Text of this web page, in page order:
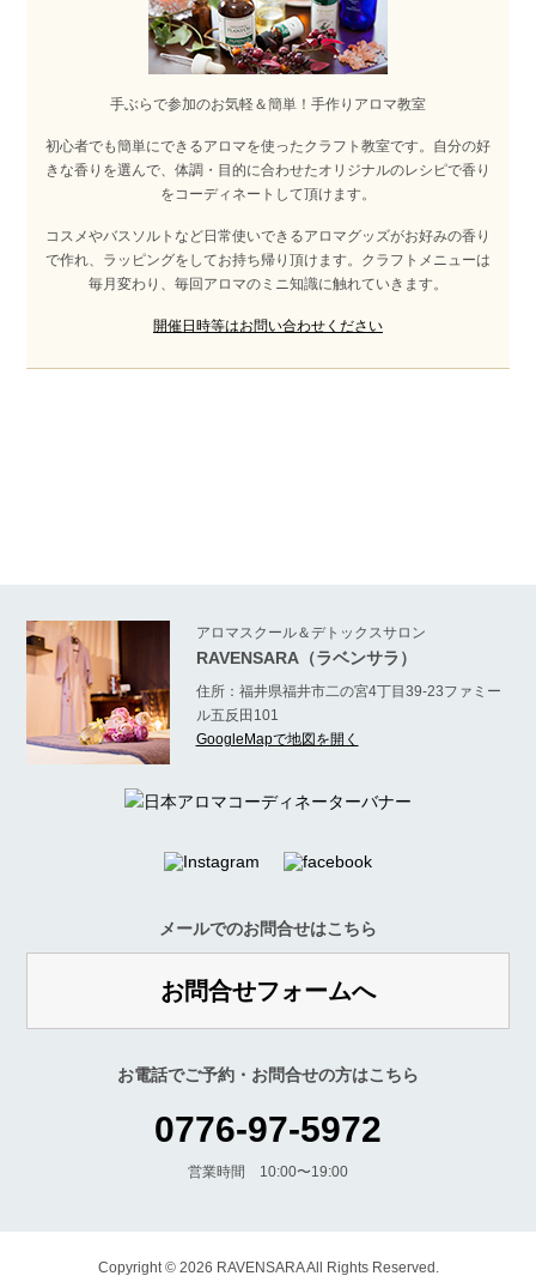
手ぶらで参加のお気軽＆簡単！手作りアロマ教室
初心者でも簡単にできるアロマを使ったクラフト教室です。自分の好
きな香りを選んで、体調・目的に合わせたオリジナルのレシピで香り
をコーディネートして頂けます。
コスメやバスソルトなど日常使いできるアロマグッズがお好みの香り
で作れ、ラッピングをしてお持ち帰り頂けます。クラフトメニューは
毎月変わり、毎回アロマのミニ知識に触れていきます。
開催日時等はお問い合わせください
アロマスクール＆デトックスサロン
RAVENSARA（ラベンサラ）
住所：福井県福井市二の宮4丁目39-23ファミー
ル五反田101
GoogleMapで地図を開く
メールでのお問合せはこちら
お問合せフォームへ
お電話でご予約・お問合せの方はこちら
0776-97-5972
営業時間 10:00〜19:00
Copyright © 2026 RAVENSARA All Rights Reserved.